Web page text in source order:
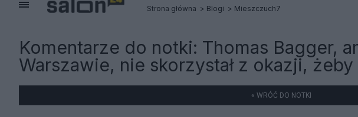
Strona główna Blogi Mieszczuch7
Komentarze do notki: Thomas Bagger,
Warszawie, nie skorzystał z okazji,
« WRÓĆ DO NOTKI